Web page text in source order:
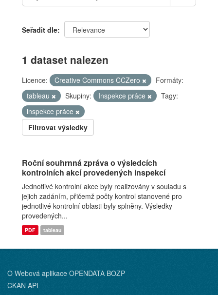
Seřadit dle
1 dataset nalezen
Licence: Creative Commons CCZero
Formáty:
tableau
Skupiny: Inspekce práce
Tagy:
inspekce práce
Filtrovat výsledky
Roční souhrnná zpráva o výsledcích
kontrolních akcí provedených inspekcí
Jednotlivé kontrolní akce byly realizovány v souladu s
jejich zadáním, přičemž počty kontrol stanovené pro
jednotlivé kontrolní oblasti byly splněny. Výsledky
provedených...
PDF tableau
O Webová aplikace OPENDATA BOZP
CKAN API